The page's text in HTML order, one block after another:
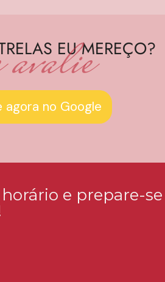
EU MEREÇO?
agora no Google
e prepare-se